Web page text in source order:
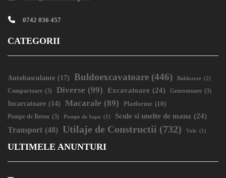
0742 036 457
CATEGORII
Autobasculante (17) Buldoexcavatoare (446) Buldozere (2)
Compactoare (3) Diverse (99) Excavatoare (24) Generatoare (3)
Incarcatoare (14) Macarale (89) Platforme (10)
Pompe de Beton (3) Pompe de Sapa (1) Scule si unelte de mana (24)
Transport (48) Utilaje de Constructii (732) Vole (1)
ULTIMELE ANUNTURI